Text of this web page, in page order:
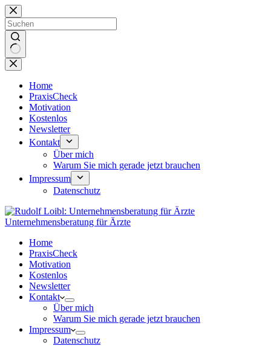
Zum
Inhalt
springen
Keine
Ergebnisse
Home
PraxisCheck
Motivation
Kostenlos
Newsletter
Kontakt
Über mich
Warum Sie mich gerade jetzt brauchen
Impressum
Datenschutz
Unternehmensberatung für Ärzte
Home
PraxisCheck
Motivation
Kostenlos
Newsletter
Kontakt
Über mich
Warum Sie mich gerade jetzt brauchen
Impressum
Datenschutz